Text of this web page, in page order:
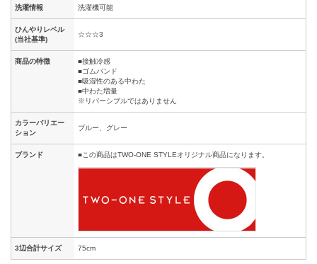
洗濯情報 洗濯機可能
ひんやりレベル
(当社基準)
☆☆☆3
商品の特徴
■接触冷感
■ゴムバンド
■吸湿性のある中わた
■中わた増量
※リバーシブルではありません
カラーバリエー
ション
ブルー、グレー
ブランド ■この商品はTWO-ONE STYLEオリジナル商品になります。
3辺合計サイズ 75cm